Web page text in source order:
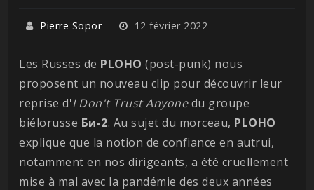
Pierre Sopor 12 février 2022
Les Russes de PLOHO (post-punk) nous
proposent un nouveau clip pour découvrir leur
reprise d'I Don't Trust Anyonedu groupe
biélorusse Би-2. Au sujet du morceau, PLOHO
explique que la notion de confiance en autrui,
notamment en nos dirigeants, a été cruellement
mise à mal avec la pandémie des deux années